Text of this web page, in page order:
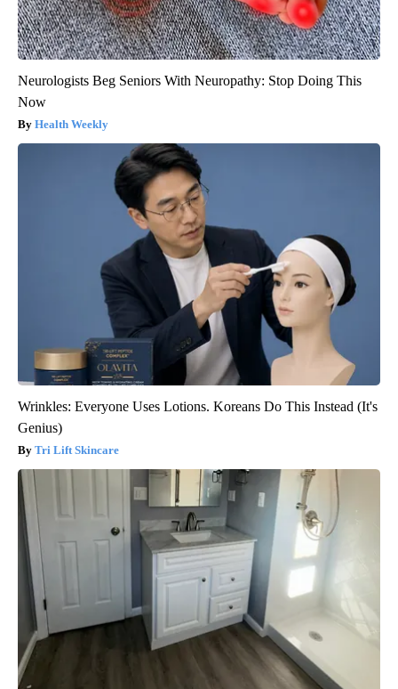
Neurologists Beg Seniors With Neuropathy: Stop Doing This
Now
Health Weekly
Wrinkles: Everyone Uses Lotions. Koreans Do This Instead (It's
Genius)
Tri Lift Skincare